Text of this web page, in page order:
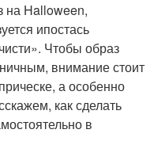
на Halloween,
ипостась
Чтобы образ
внимание стоит
а особенно
как сделать
в